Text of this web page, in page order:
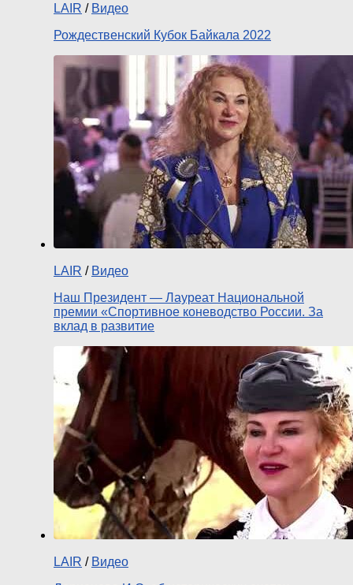
LAIR / Видео
Рождественский Кубок Байкала 2022
LAIR / Видео
Наш Президент — Лауреат Национальной
премии «Спортивное коневодство России. За
вклад в развитие
LAIR / Видео